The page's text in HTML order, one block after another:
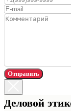
Отправить
Деловой